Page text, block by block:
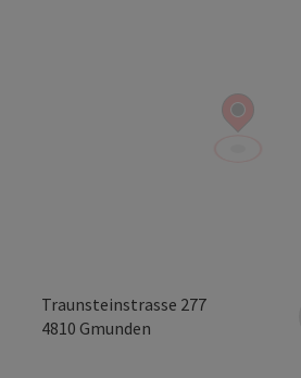
Traunsteinstrasse 277
4810 Gmunden